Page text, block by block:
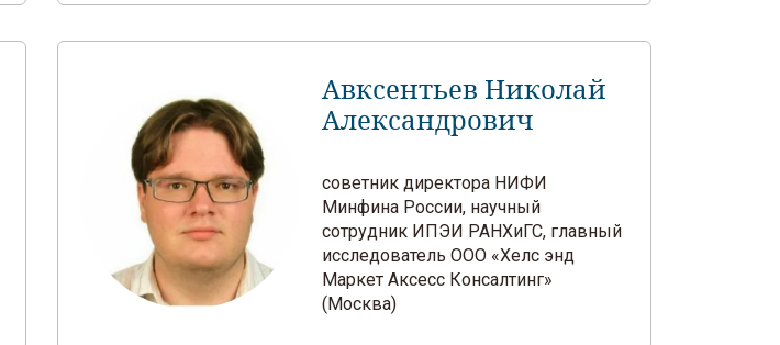
Авксентьев Николай
Александрович
советник директора НИФИ
Минфина России, научный
сотрудник ИПЭИ РАНХиГС, главный
исследователь ООО «Хелс энд
Маркет Аксесс Консалтинг»
(Москва)